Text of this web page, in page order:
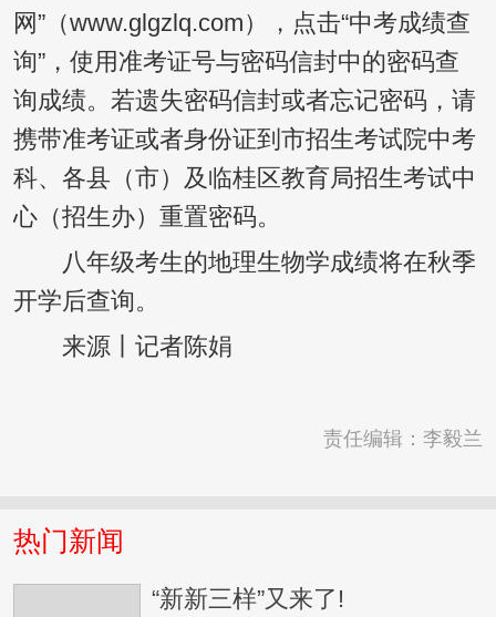
网”（www.glgzlq.com），点击“中考成绩查
询”，使用准考证号与密码信封中的密码查
询成绩。若遗失密码信封或者忘记密码，请
携带准考证或者身份证到市招生考试院中考
科、各县（市）及临桂区教育局招生考试中
心（招生办）重置密码。
八年级考生的地理生物学成绩将在秋季
开学后查询。
来源丨记者陈娟
责任编辑：李毅兰
热门新闻
“新新三样”又来了!